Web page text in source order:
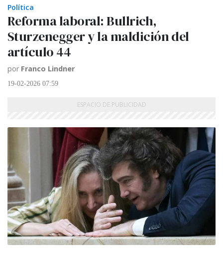
Política
Reforma laboral: Bullrich,
Sturzenegger y la maldición del
artículo 44
por Franco Lindner
19-02-2026 07:59